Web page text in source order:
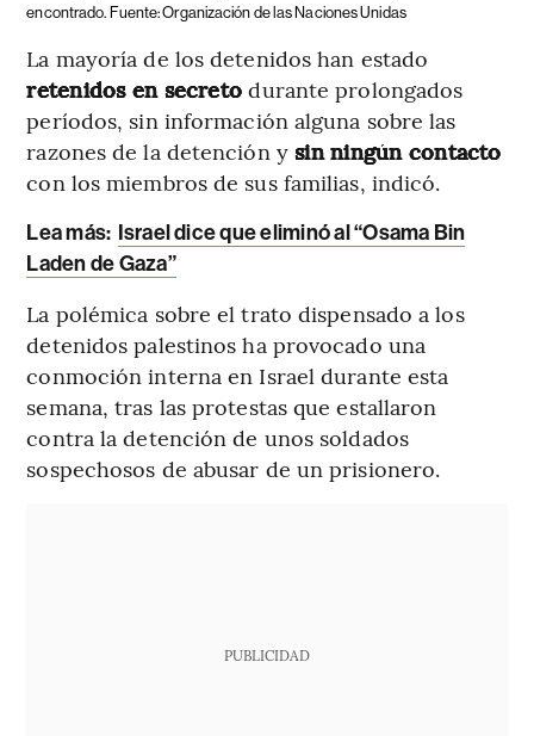
encontrado. Fuente: Organización de las Naciones Unidas
La mayoría de los detenidos han estado
retenidos en secretodurante prolongados
períodos, sin información alguna sobre las
razones de la detención ysin ningún contacto
con los miembros de sus familias, indicó.
Lea más: Israel dice que eliminó al “Osama Bin
Laden de Gaza”
La polémica sobre el trato dispensado a los
detenidos palestinos ha provocado una
conmoción interna en Israel durante esta
semana, tras las protestas que estallaron
contra la detención de unos soldados
sospechosos de abusar de un prisionero.
PUBLICIDAD